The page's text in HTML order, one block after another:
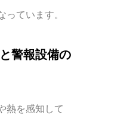
ています。
警報設備の
熱を感知して